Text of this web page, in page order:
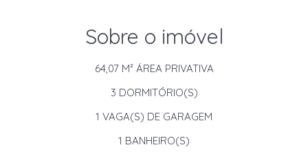
Sobre o imóvel
64,07 M² ÁREA PRIVATIVA
3 DORMITÓRIO(S)
1 VAGA(S) DE GARAGEM
1 BANHEIRO(S)